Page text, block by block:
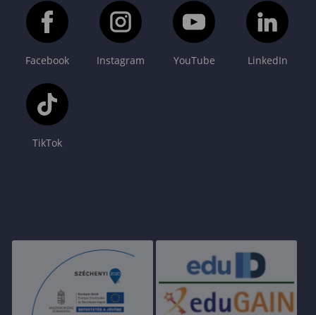
Facebook Instagram YouTube LinkedIn
TikTok